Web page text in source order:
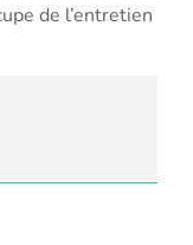
de l’entretien